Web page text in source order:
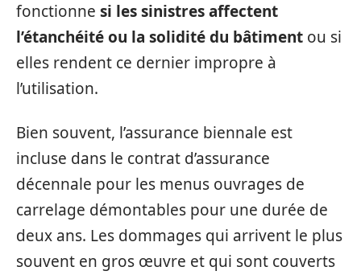
fonctionne si les sinistres affectent
l’étanchéité ou la solidité du bâtiment ou si
elles rendent ce dernier impropre à
l’utilisation.
Bien souvent, l’assurance biennale est
incluse dans le contrat d’assurance
décennale pour les menus ouvrages de
carrelage démontables pour une durée de
deux ans. Les dommages qui arrivent le plus
souvent en gros œuvre et qui sont couverts